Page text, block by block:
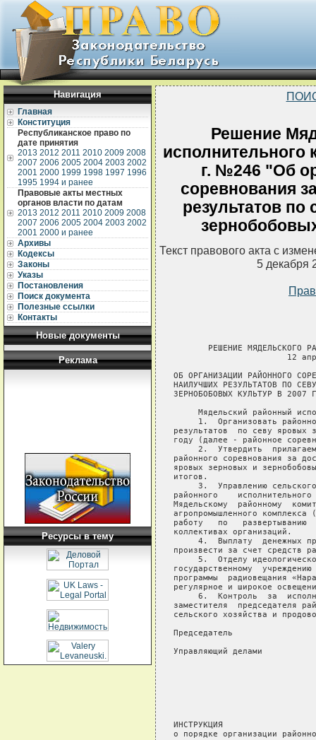
Навигация
Главная
Конституция
Республиканское право по
дате принятия
2013 2012 2011 2010 2009 2008
2007 2006 2005 2004 2003 2002
2001 2000 1999 1998 1997 1996
1995 1994 и ранее
Правовые акты местных
органов власти по датам
2013 2012 2011 2010 2009 2008
2007 2006 2005 2004 2003 2002
2001 2000 и ранее
Архивы
Кодексы
Законы
Указы
Постановления
Поиск документа
Полезные ссылки
Контакты
Новые документы
Реклама
Ресурсы в тему
Решение
исполнительного
г. №246 "Об
соревнования
результатов
Текст правового акта с
5 декабря
РЕШЕНИЕ МЯДЕЛЬСКОГО РАЙОННОГО ИСПОЛНИТЕЛЬНОГО КОМИТЕТА
                       12 апреля 2007 г. № 246

ОБ ОРГАНИЗАЦИИ РАЙОННОГО СОРЕВНОВАНИЯ ЗА ДОСТИЖЕНИЕ
НАИЛУЧШИХ РЕЗУЛЬТАТОВ ПО СЕВУ ЯРОВЫХ ЗЕРНОВЫХ И
ЗЕРНОБОБОВЫХ КУЛЬТУР В 2007 ГОДУ

     Мядельский районный исполнительный комитет РЕШИЛ:
     1.  Организовать районное соревнование за достижение  наилучших
результатов  по севу яровых зерновых и зернобобовых культур  в  2007
году (далее - районное соревнование).
     2.  Утвердить  прилагаемую  Инструкцию  о  порядке  организации
районного соревнования за достижение наилучших результатов  по  севу
яровых зерновых и зернобобовых культур в 2007 году и подведения  его
итогов.
     3.  Управлению сельского хозяйства и продовольствия Мядельского
районного    исполнительного   комитета   (далее   -   райисполком),
Мядельскому  районному  комитету Белорусского  профсоюза  работников
агропромышленного комплекса (Юркевич Н.А.) провести  организаторскую
работу   по   развертыванию   районного  соревнования   в   трудовых
коллективах организаций.
     4.  Выплату  денежных премий победителям районного соревнования
произвести за счет средств районного бюджета.
     5.  Отделу идеологической работы райисполкома (Зуевская  В.С.),
государственному  учреждению «Редакция газеты «Нарачанская  зара»  и
программы  радиовещания «Нарачанская хваля» (Жуков П.С.)  обеспечить
регулярное и широкое освещение хода районного соревнования.
     6.  Контроль  за  исполнением настоящего решения  возложить  на
заместителя  председателя райисполкома Гернович  Н.В.  и  управление
сельского хозяйства и продовольствия райисполкома.
     
Председатель                                           А.И.Даниленко
                                                                    
Управляющий делами                                    Н.А.Шелопугина
     
                                            УТВЕРЖДЕНО
                                            Решение
                                            Мядельского районного
                                            исполнительного комитета
                                            12.04.2007 № 246

ИНСТРУКЦИЯ
о порядке организации районного соревнования за достижение наилучших
результатов по севу яровых зерновых и зернобобовых культур в 2007
году и подведения его итогов

     1.  Инструкция о порядке организации районного соревнования  за
достижение   наилучших  результатов  по  севу  яровых   зерновых   и
зернобобовых  культур в 2007 году и подведения его итогов  (далее  -
Инструкция) определяет порядок организации, проведения и  подведения
итогов районного соревнования за достижение наилучших результатов по
севу  яровых  зерновых и зернобобовых культур в 2007 году  (далее  -
районное соревнование).
     2.  В  районном  соревновании принимают  участие  и  признаются
победителями сельскохозяйственные и иные организации, осуществляющие
производство сельскохозяйственной продукции, в том числе филиалы или
иные  обособленные  подразделения  юридических  лиц,  осуществляющие
предпринимательскую       деятельность        по        производству
сельскохозяйственной продукции (далее - сельскохозяйственные и  иные
организации        (их        филиалы),        трактористы-машинисты
сельскохозяйственного производства, занятые на севе яровых  зерновых
и  зернобобовых культур, погрузке и внесении органических удобрений,
внесении  твердых  и жидких минеральных удобрений, подготовке  почвы
(пахота,   культивация,   предпосевная  обработка   комбинированными
агрегатами).
     3. Победителями районного соревнования признаются:
     3.1.  сельскохозяйственные  и иные  организации  (их  филиалы),
обеспечившие сев зерновых и зернобобовых культур в оптимальные сроки
при  высоком  качестве  выполнения всех агротехнических  требований,
выполнившие    доведенные   управлением   сельского   хозяйства    и
продовольствия   Мядельского  районного   исполнительного   комитета
(далее  -  райисполком)  задания по  севу  зерновых  и  зернобобовых
культур согласно графику сева;
     3.2.    среди   трактористов-машинистов   сельскохозяйственного
производства,   занятых  на  погрузке  органических   удобрений,   -
трактористы-машинисты      сельскохозяйственного       производства,
погрузившие наибольшее количество тонн органических удобрений;
     3.3.    среди   трактористов-машинистов   сельскохозяйственного
производства,   занятых  на  внесении  органических   удобрений,   -
трактористы-машинисты  сельскохозяйственного  производства,  внесшие
наибольшее количество тонн органических удобрений;
     3.4.